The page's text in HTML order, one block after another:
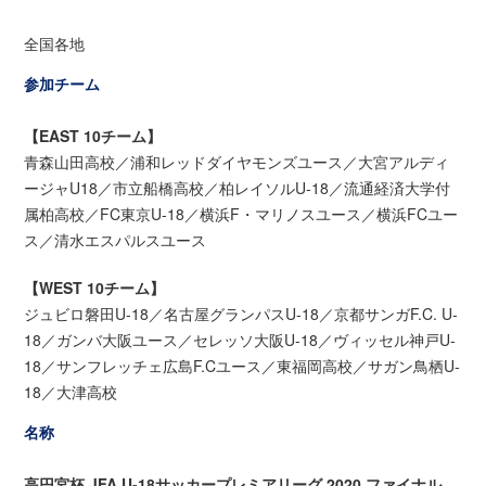
全国各地
参加チーム
【EAST 10チーム】
青森山田高校／浦和レッドダイヤモンズユース／大宮アルディ
ージャU18／市立船橋高校／柏レイソルU-18／流通経済大学付
属柏高校／FC東京U-18／横浜F・マリノスユース／横浜FCユー
ス／清水エスパルスユース
【WEST 10チーム】
ジュビロ磐田U-18／名古屋グランパスU-18／京都サンガF.C. U-
18／ガンバ大阪ユース／セレッソ大阪U-18／ヴィッセル神戸U-
18／サンフレッチェ広島F.Cユース／東福岡高校／サガン鳥栖U-
18／大津高校
名称